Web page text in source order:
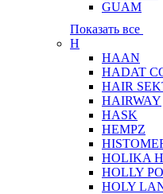
GUAM
Показать все
H
HAAN
HADAT
HAIR
HAIRWAY
HASK
HEMPZ
HOLIKA
HOLLY
HOLY